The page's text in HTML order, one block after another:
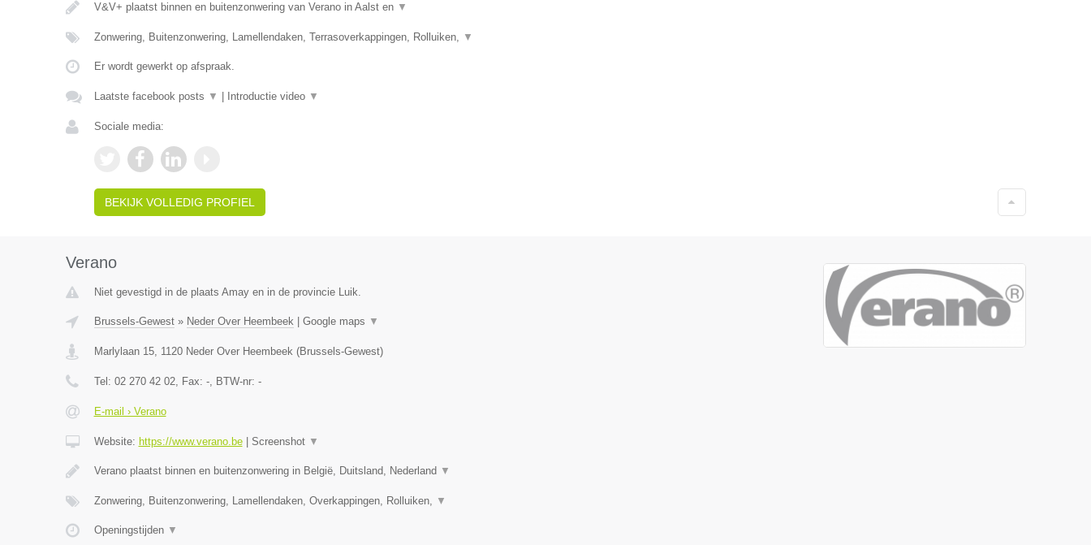
V&V+ plaatst binnen en buitenzonwering van Verano in Aalst en ▼
Zonwering, Buitenzonwering, Lamellendaken, Terrasoverkappingen, Rolluiken, ▼
Er wordt gewerkt op afspraak.
Laatste facebook posts ▼ Introductie video ▼
Sociale media:
BEKIJK VOLLEDIG PROFIEL
Verano
Niet gevestigd in de plaats Amay en in de provincie Luik.
Brussels-Gewest» Neder Over Heembeek| Google maps ▼
Marlylaan 15, 1120 Neder Over Heembeek(Brussels-Gewest)
Tel: 02 270 42 02, Fax: -, BTW-nr: -
E-mail › Verano
Website: https://www.verano.be| Screenshot ▼
Verano plaatst binnen en buitenzonwering in België, Duitsland, Nederland ▼
Zonwering, Buitenzonwering, Lamellendaken, Overkappingen, Rolluiken, ▼
Openingstijden ▼